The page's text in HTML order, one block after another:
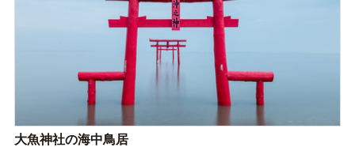
大魚神社の海中鳥居